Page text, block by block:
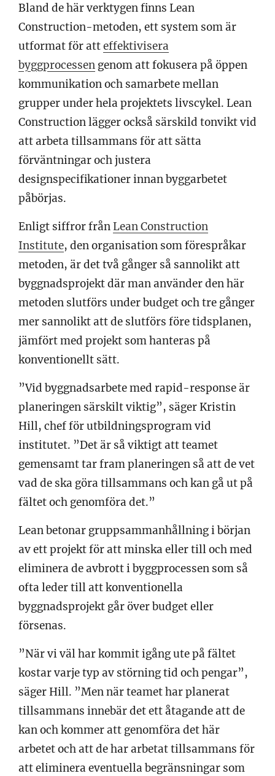
Bland de här verktygen finns Lean
Construction-metoden, ett system som är
utformat för atteffektivisera
byggprocessen genom att fokusera på öppen
kommunikation och samarbete mellan
grupper under hela projektets livscykel. Lean
Construction lägger också särskild tonvikt vid
att arbeta tillsammans för att sätta
förväntningar och justera
designspecifikationer innan byggarbetet
påbörjas.
Enligt siffror frånLean Construction
Institute, den organisation som förespråkar
metoden, är det två gånger så sannolikt att
byggnadsprojekt där man använder den här
metoden slutförs under budget och tre gånger
mer sannolikt att de slutförs före tidsplanen,
jämfört med projekt som hanteras på
konventionellt sätt.
”Vid byggnadsarbete med rapid-response är
planeringen särskilt viktig”, säger Kristin
Hill, chef för utbildningsprogram vid
institutet. ”Det är så viktigt att teamet
gemensamt tar fram planeringen så att de vet
vad de ska göra tillsammans och kan gå ut på
fältet och genomföra det.”
Lean betonar gruppsammanhållning i början
av ett projekt för att minska eller till och med
eliminera de avbrott i byggprocessen som så
ofta leder till att konventionella
byggnadsprojekt går över budget eller
försenas.
”När vi väl har kommit igång ute på fältet
kostar varje typ av störning tid och pengar”,
säger Hill. ”Men när teamet har planerat
tillsammans innebär det ett åtagande att de
kan och kommer att genomföra det här
arbetet och att de har arbetat tillsammans för
att eliminera eventuella begränsningar som